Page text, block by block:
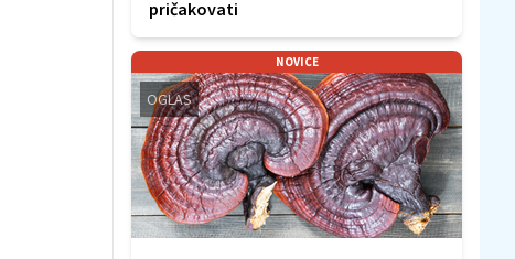
pričakovati
NOVICE
OGLAS